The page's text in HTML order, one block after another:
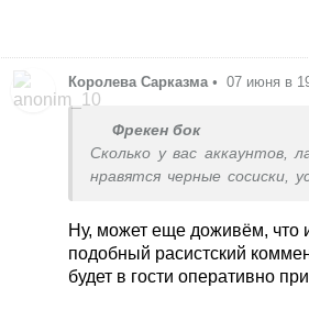
Королева Сарказма • 07 июня в
Фрекен бок
Сколько у вас аккаунтов,
нравятся черные сосиски,
Ну, может еще доживём, что
подобный расистский
будет в гости оперативно